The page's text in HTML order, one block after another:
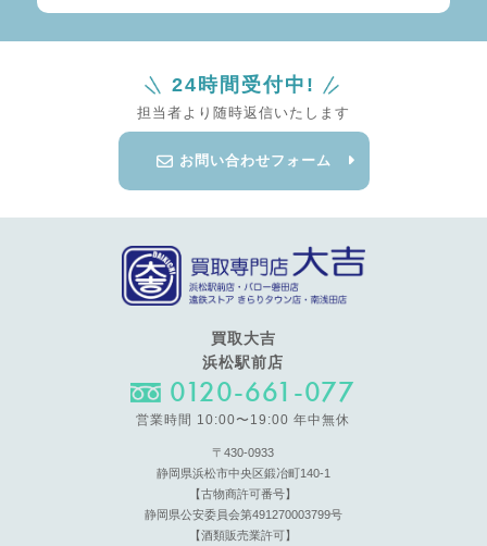
24時間受付中!
担当者より随時返信いたします
お問い合わせフォーム
買取大吉
浜松駅前店
0120-661-077
営業時間 10:00〜19:00 年中無休
〒430-0933
静岡県浜松市中央区鍛冶町140-1
【古物商許可番号】
静岡県公安委員会第491270003799号
【酒類販売業許可】